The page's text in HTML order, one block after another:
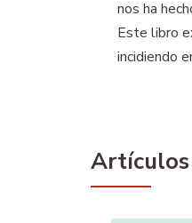
nos ha
Este libro
incidiendo